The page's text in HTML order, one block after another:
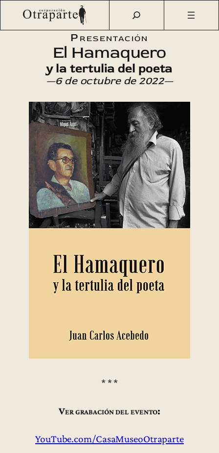
Saltar
Otraparte.org/Agenda Cultural/Literatura
Hamaquero y la tertulia del poeta
Presentación
El Hamaquero
y la tertulia del poeta
—6 de octubre de 2022—
* * *
Ver grabación del evento:
YouTube.com/CasaMuseoOtraparte